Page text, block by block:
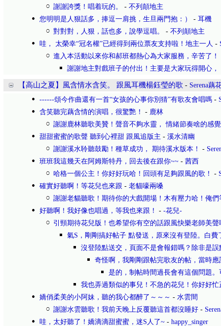
謝謝誇獎！唱着玩的。
- 不列顛地主
您明明是人狠話多，捧逗一肩挑，生旦兩門抱：）
- 耳機
對對對，人狠，話也多，說學逗唱。
- 不列顛地主
哇， 太榮幸“冠名權”已經得到兩位票友支持啦！地主一人 -
進入本活動以來你和郝班都熱心為大家服務，辛苦了！
謝謝地主對戲班子的付出！主要是大家玩得開心
【高山之夏】風含情水含笑。 跟風耳機楊鈺瑩的歌 - Serena藕
------頌今作曲還有一首“女孩的心事你別猜”有歌友會唱嗎 -
含笑聽完藕含情的演唱，很驚艷！
- 鹿林
謝謝鹿林聽歌美贊！聲音不夠水靈， 情緒節奏啥的感
甜甜蜜蜜的歌聲 聽到心裡甜 跟風追版主 - 溪水清幽
謝謝溪水聆聽鼓勵！種草成功， 期待溪水版本！
-
班班我這幾天在阿姆斯特丹，回去後在跟你~~ - 茜西
哈格一個公主！你好好玩哈！回頭有足夠跟風的歌！
-
確實好聽啊！等花兒也來跟 - 老貓嚎兩嗓
謝謝老貓聽歌！期待你的大戲開場！木有壓力哈！俺
好聽啊！我好像也唱過，等我也來跟！
- -花兒-
引頸期待花兒版！也希望你有空的話跟風快樂老師美聲
氣S，剛剛搞好帖子 點發送，原來沒有登陸。白費
沒登陸點送交，頁面不是會報錯嗎？除非是誤
奇怪啊，我剛剛跟帖完歌友的帖，當時
是的，制帖時間過長會有這個問題。
我也弄過類似的事兒！不急的花兒！你好好忙
嬌俏柔美的小阿妹，聽的我心都醉了～～～ - 水雲間
謝謝水雲聽歌！我前天晚上反覆聽這首都沒睡好 -
哇，太好聽了！嬌滴滴甜蜜蜜，迷S人了~ - happy_singer